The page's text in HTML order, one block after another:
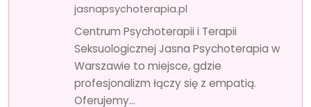
jasnapsychoterapia.pl
Centrum Psychoterapii i Terapii
Seksuologicznej Jasna Psychoterapia w
Warszawie to miejsce, gdzie
profesjonalizm łączy się z empatią.
Oferujemy...